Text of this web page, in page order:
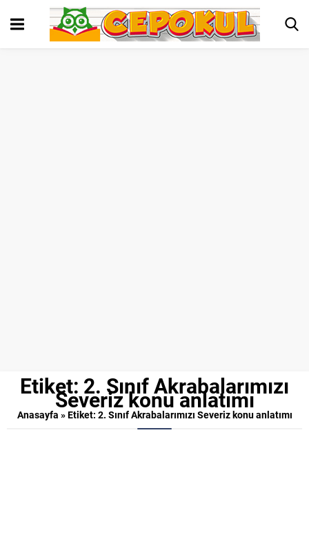
Etiket: 2. Sınıf Akrabalarımızı
Severiz konu anlatımı
Anasayfa »Etiket: 2. Sınıf Akrabalarımızı Severiz konu anlatımı